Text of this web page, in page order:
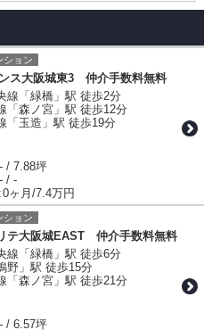
ション
ス大阪城東3 仲介手数料無料
線「緑橋」駅 徒歩2分
「森ノ宮」駅 徒歩12分
「玉造」駅 徒歩19分
- / 7.88坪
- / -
0ヶ月/7.4万円
ション
テ大阪城EAST 仲介手数料無料
線「緑橋」駅 徒歩6分
野」駅 徒歩15分
「森ノ宮」駅 徒歩21分
- / 6.57坪